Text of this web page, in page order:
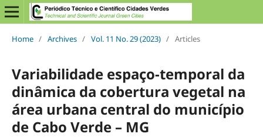
Home / Archives / Vol. 11 No. 29 (2023) / Articles
Variabilidade espaço-temporal da
dinâmica da cobertura vegetal na
área urbana central do município
de Cabo Verde – MG